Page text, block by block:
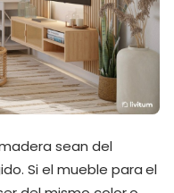
sean del
Si el mueble para el